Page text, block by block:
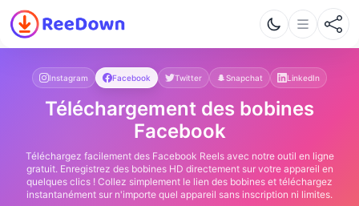
Instagram Facebook Twitter Snapchat LinkedIn
Téléchargement des bobines
Facebook
Téléchargez facilement des Facebook Reels avec notre outil en ligne
gratuit. Enregistrez des bobines HD directement sur votre appareil en
quelques clics ! Collez simplement le lien des bobines et téléchargez
instantanément sur n'importe quel appareil sans inscription ni limites.